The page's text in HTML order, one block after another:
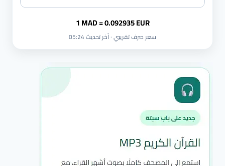
1 MAD = 0.092935 EUR
سعر صرف تقريبي · آخر تحديث 05:24